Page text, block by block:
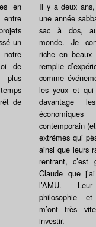
en
entre
un
de
plus
de
Il y a deux
une année
sac à dos,
monde. Je
riche en beaux
remplie
comme
les yeux et qui
davantage
contemporain
extrêmes qui
ainsi que leurs
rentrant,
Claude que
l’AMU.
philosophie
m’ont très
investir.